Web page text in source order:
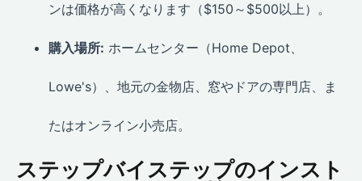
ンは価格が高くなります（$150～$500以上）。
購入場所: ホームセンター（Home Depot、
Lowe's）、地元の金物店、窓やドアの専門店、ま
たはオンライン小売店。
ステップバイステップのインスト